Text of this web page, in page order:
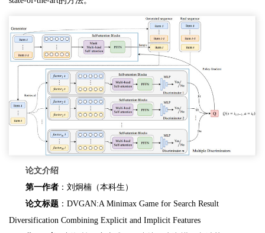
论文介绍
第一作者 ：刘炯楠（本科生）
论文标题 ：DVGAN:A Minimax Game for Search Result
Diversification Combining Explicit and Implicit Features